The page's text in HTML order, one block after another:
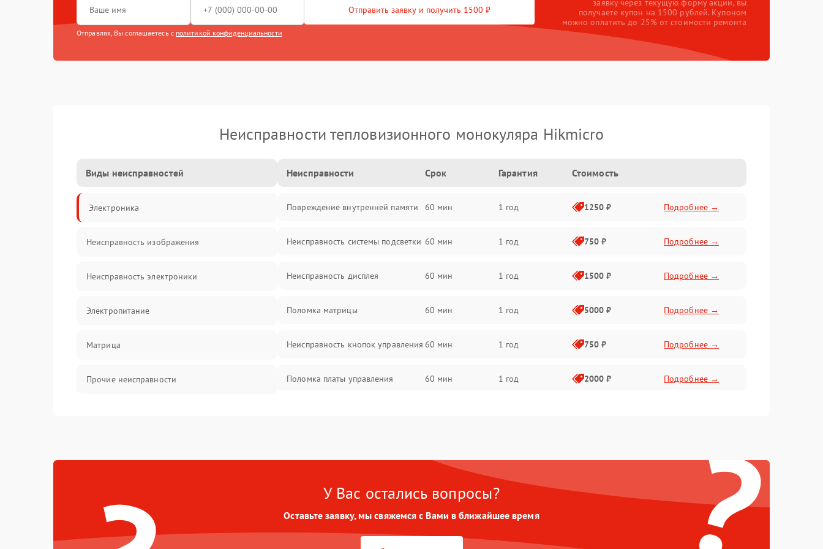
Отправить заявку и получить 1500 ₽
Отправляя, Вы соглашаетесь с политикой конфиденциальности
заявку через текущую форму акции, вы
получаете купон на 1500 рублей. Купоном
можно оплатить до 25% от стоимости ремонта
Неисправности тепловизионного монокуляра Hikmicro
Виды неисправностей
Электроника
Неисправность изображения
Неисправность электроники
Электропитание
Матрица
Прочие неисправности
Оптика
Неисправности Срок Гарантия Стоимость
Повреждение внутренней памяти 60 мин 1 год 1250 ₽ Подробнее →
Неисправность системы подсветки 60 мин 1 год 750 ₽ Подробнее →
Неисправность дисплея 60 мин 1 год 1500 ₽ Подробнее →
Поломка матрицы 60 мин 1 год 5000 ₽ Подробнее →
Неисправность кнопок управления 60 мин 1 год 750 ₽ Подробнее →
Поломка платы управления 60 мин 1 год 2000 ₽ Подробнее →
Поломка разъема для зарядки 60 мин 1 год 500 ₽
Подробнее →
?
У Вас остались вопросы?
Оставьте заявку, мы свяжемся с Вами в ближайшее время